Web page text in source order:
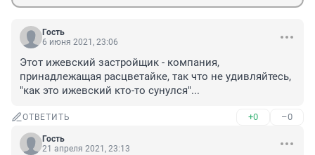
Гость
6 июня 2021, 23:06
Этот ижевский застройщик - компания,
принадлежащая расцветайке, так что не удивляйтесь,
"как это ижевский кто-то сунулся"...
ОТВЕТИТЬ +0 –0
Гость
21 апреля 2021, 23:13